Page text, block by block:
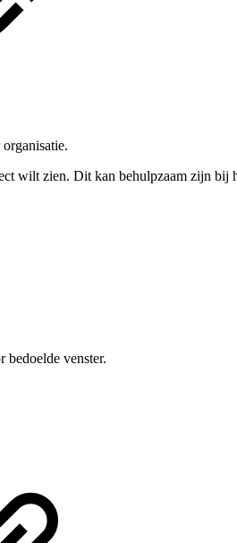
wilt zien. Dit kan behulpzaam zijn
bedoelde venster.